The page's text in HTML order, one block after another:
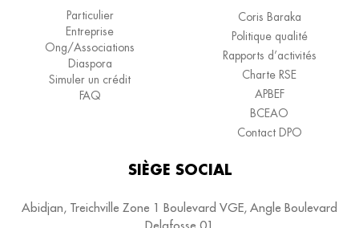
Particulier
Entreprise
Ong/Associations
Diaspora
Simuler un crédit
FAQ
Coris Baraka
Politique qualité
Rapports d’activités
Charte RSE
APBEF
BCEAO
Contact DPO
SIÈGE SOCIAL
Abidjan, Treichville Zone 1 Boulevard VGE, Angle Boulevard